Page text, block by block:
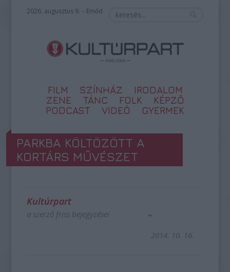
2026. augusztus 9. – Emőd
FILM SZÍNHÁZ
IRODALOM
ZENE
TÁNC FOLK
KÉPZŐ
PODCAST
VIDEÓ GYERMEK
PARKBA KÖLTÖZÖTT A
KORTÁRS MŰVÉSZET
Kultúrpart
a szerző friss bejegyzései
2014. 10. 16.